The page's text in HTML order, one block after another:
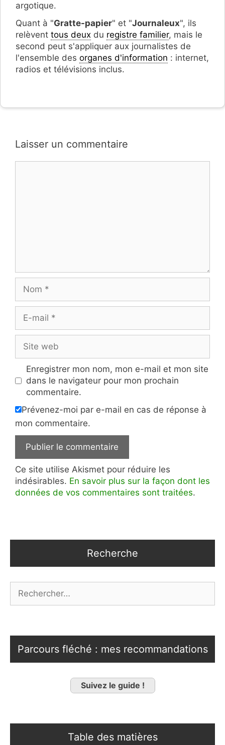
argotique.
Quant à "Gratte-papier" et "Journaleux", ils
relèvent tous deux du registre familier, mais le
second peut s'appliquer aux journalistes de
l'ensemble des organes d'information : internet,
radios et télévisions inclus.
Laisser un commentaire
mail
web
Enregistrer mon nom, mon e-mail et mon site
dans le navigateur pour mon prochain
commentaire.
Prévenez-moi par e-mail en cas de réponse à
mon commentaire.
Ce site utilise Akismet pour réduire les
indésirables. En savoir plus sur la façon dont les
données de vos commentaires sont traitées.
Recherche
Parcours fléché : mes recommandations
Suivez le guide !
Table des matières